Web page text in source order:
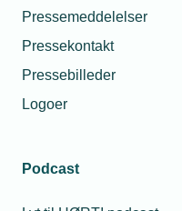
Pressemeddelelser
Pressekontakt
Pressebilleder
Logoer
Podcast
skal drøftes en
Tekniske
TL-overenskomsten